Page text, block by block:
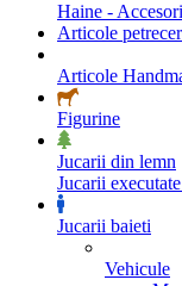
Haine -
Articole
Articole
Figurine
Jucarii din lemn
Jucarii
Jucarii baieti
Vehicule